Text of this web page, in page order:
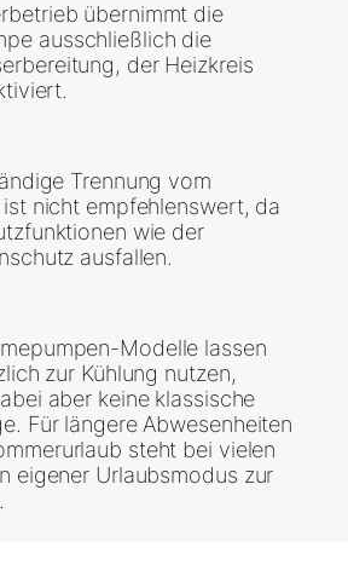
übernimmt die
ausschließlich die
der Heizkreis
Trennung vom
nicht empfehlenswert, da
wie der
ausfallen.
Modelle lassen
zur Kühlung nutzen,
aber keine klassische
Für längere Abwesenheiten
steht bei vielen
eigener Urlaubsmodus zur